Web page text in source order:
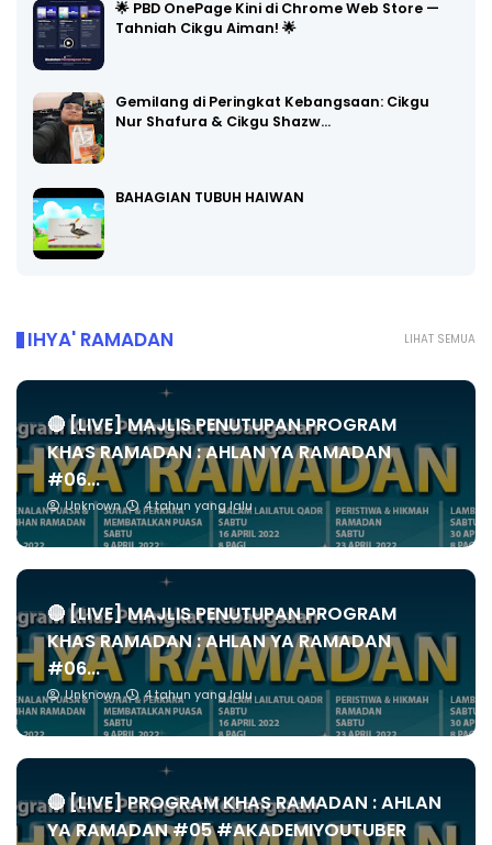
🌟 PBD OnePage Kini di Chrome Web Store —
Tahniah Cikgu Aiman! 🌟
Gemilang di Peringkat Kebangsaan: Cikgu
Nur Shafura & Cikgu Shazw…
BAHAGIAN TUBUH HAIWAN
LIHAT SEMUA
IHYA' RAMADAN
🔴 [LIVE] MAJLIS PENUTUPAN PROGRAM
KHAS RAMADAN : AHLAN YA RAMADAN
#06...
Unknown 4 tahun yang lalu
🔴 [LIVE] MAJLIS PENUTUPAN PROGRAM
KHAS RAMADAN : AHLAN YA RAMADAN
#06...
Unknown 4 tahun yang lalu
🔴 [LIVE] PROGRAM KHAS RAMADAN : AHLAN
YA RAMADAN #05 #AKADEMIYOUTUBER